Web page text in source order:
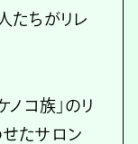
たちがリレ
ノコ族」のリ
たサロン